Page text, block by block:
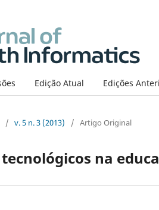
Edição Atual Edições
/ v. 5 n. 3 (2013) / Artigo Original
tecnológicos na